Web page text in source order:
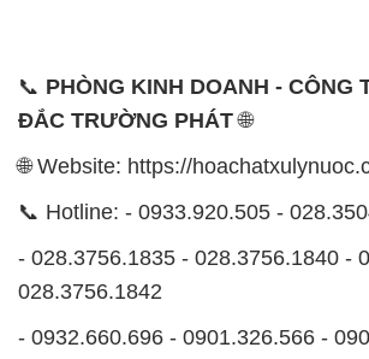
📞 PHÒNG KINH DOANH - CÔNG
ĐẮC TRƯỜNG PHÁT🌐
🌐 Website: https://
📞 Hotline: - 0933.920.505 -
- 028.3756.1835 - 028.3756.1840 -
028.3756.1842
- 0932.660.696 - 0901.326.566 -